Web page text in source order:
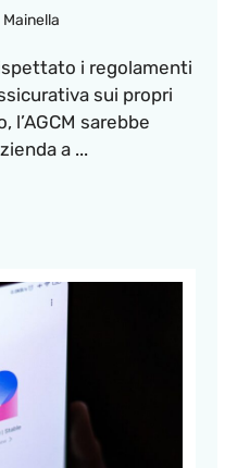
i regolamenti
sui propri
l’AGCM sarebbe
a ...